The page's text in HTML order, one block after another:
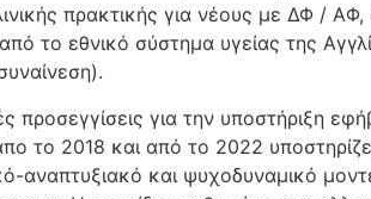
πρακτικής για νέους με ΔΦ /
το εθνικό σύστημα υγείας της
προσεγγίσεις για την υποστήριξη
το 2018 και από το 2022
αναπτυξιακό και ψυχοδυναμικό